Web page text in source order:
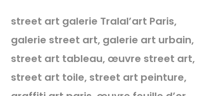
street art galerie Tralal’art Paris,
galerie street art, galerie art urbain,
street art tableau, œuvre street art,
street art toile, street art peinture,